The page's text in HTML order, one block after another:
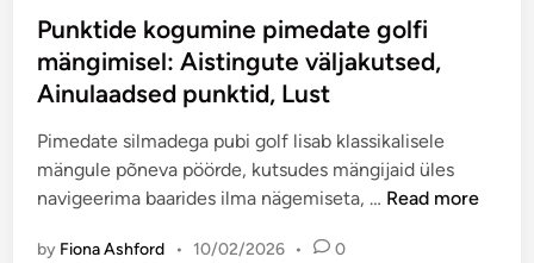
s
t
e
i
n
Punktide kogumine pimedate golfi
mängimisel: Aistingute väljakutsed,
Ainulaadsed punktid, Lust
Pimedate silmadega pubi golf lisab klassikalisele
mängule põneva pöörde, kutsudes mängijaid üles
navigeerima baarides ilma nägemiseta, … P
Read more
by Fiona Ashford • 10/02/2026 • 0